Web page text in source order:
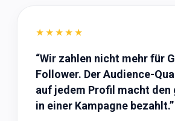
★★★★★
“Wir zahlen nicht mehr für
Follower. Der Audience-
auf jedem Profil macht den
in einer Kampagne bezahlt.”